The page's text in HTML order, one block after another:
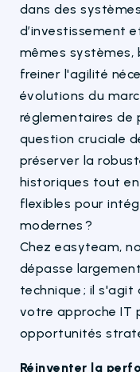
dans des
d’investissement
mêmes systèmes,
freiner l'agilité
évolutions du
réglementaires de
question cruciale
préserver la
historiques tout
flexibles pour
modernes ?
Chez easyteam,
dépasse
technique ; il s'agit
votre approche IT
opportunités
Réinventer la